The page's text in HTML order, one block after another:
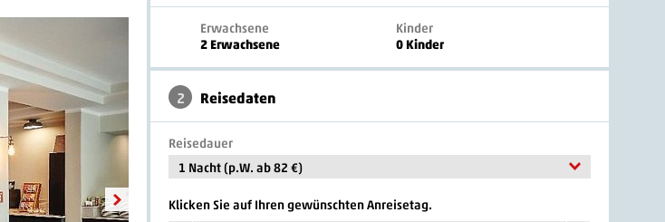
Erwachsene
2 Erwachsene
Kinder
0 Kinder
2 Reisedaten
Reisedauer
1 Nacht (p.W. ab 82 €)
Klicken Sie auf Ihren gewünschten Anreisetag.